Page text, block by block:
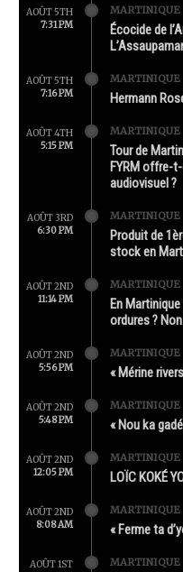
AOÛT 5TH
7:31 PM
MARTINIQUE
Écocide de
AOÛT 5TH
7:16 PM
MARTINIQUE
Hermann
AOÛT 4TH
5:15 PM
MARTINIQUE
Tour de
FYRM offre-
audiovisuel ?
AOÛT 3RD
6:30 PM
MARTINIQUE
Produit de
stock en
AOÛT 2ND
11:14 PM
MARTINIQUE
En
ordures ?
AOÛT 2ND
5:56 PM
MARTINIQUE
« Mérine
AOÛT 2ND
5:48 PM
MARTINIQUE
« Nou ka
AOÛT 2ND
12:05 PM
MARTINIQUE
LOÏC KOKÉ
AOÛT 2ND
8:08 AM
MARTINIQUE
« Ferme ta
AOÛT 1ST
MARTINIQUE